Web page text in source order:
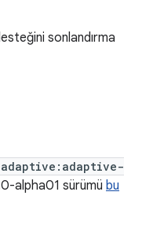
sonlandırma
alpha01 sürümü bu